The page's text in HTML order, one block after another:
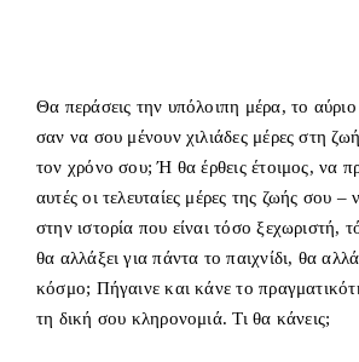
Θα περάσεις την υπόλοιπη μέρα, το αύριο
σαν να σου μένουν χιλιάδες μέρες στη
τον χρόνο σου; Ή θα έρθεις έτοιμος, να
αυτές οι τελευταίες μέρες της ζωής σου –
στην ιστορία που είναι τόσο ξεχωριστή,
θα αλλάξει για πάντα το παιχνίδι, θα
κόσμο; Πήγαινε και κάνε το
τη δική σου κληρονομιά. Τι θα κάνεις;